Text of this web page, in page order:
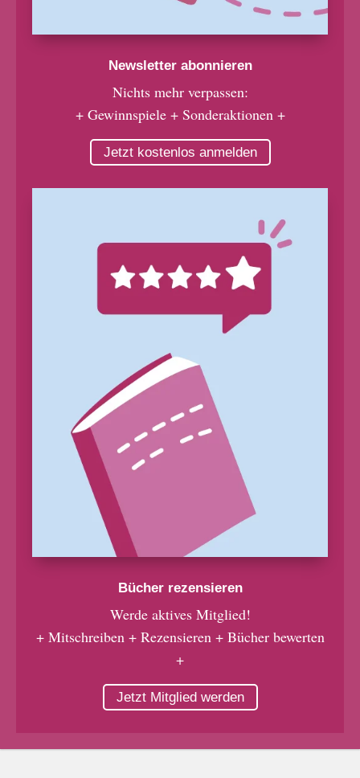
Newsletter abonnieren
Nichts mehr verpassen:
+ Gewinnspiele + Sonderaktionen +
Jetzt kostenlos anmelden
Bücher rezensieren
Werde aktives Mitglied!
+ Mitschreiben + Rezensieren + Bücher bewerten
+
Jetzt Mitglied werden